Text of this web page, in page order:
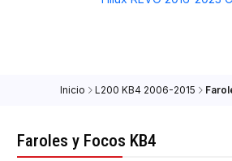
Inicio L200 KB4 2006-2015
Faroles y Focos KB4